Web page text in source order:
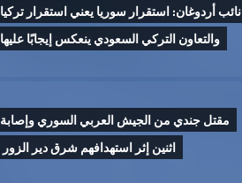
نائب أردوغان: استقرار سوريا يعني استقرار تركيا
والتعاون التركي السعودي ينعكس إيجابًا عليها
مقتل جندي من الجيش العربي السوري وإصابة
اثنين إثر ‏استهدافهم شرق دير الزور ‏